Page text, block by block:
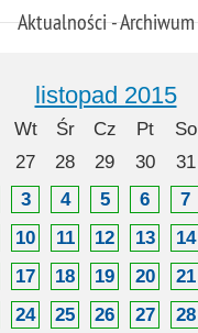
Aktualności - Archiwum
listopad 2015
Wt Śr Cz Pt So
27 28 29 30 31
3 4 5 6 7
10 11 12 13 14
17 18 19 20 21
24 25 26 27 28